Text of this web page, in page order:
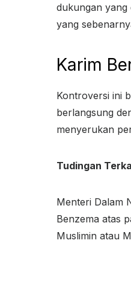
dukungan yang
yang
Karim
Kontroversi ini
berlangsung
menyerukan
Tudingan
Menteri Dalam
Benzema atas
Muslimin atau